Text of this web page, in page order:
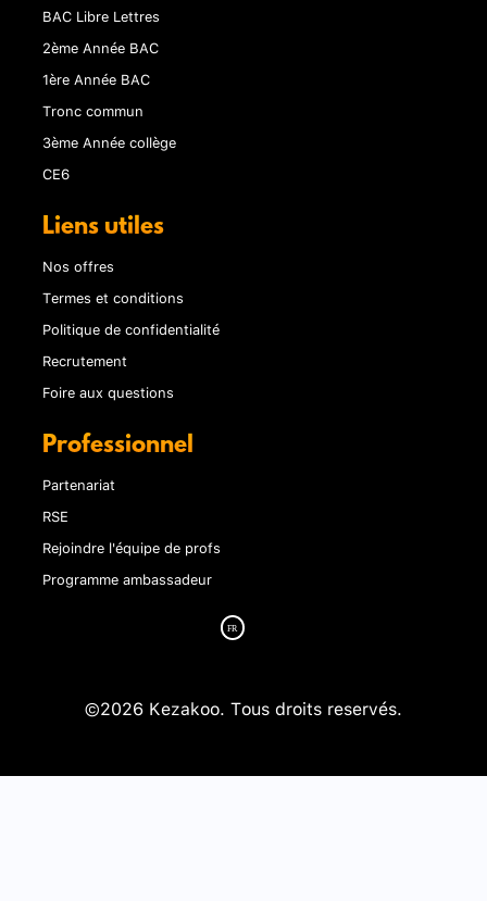
BAC Libre Lettres
2ème Année BAC
1ère Année BAC
Tronc commun
3ème Année collège
CE6
Liens utiles
Nos offres
Termes et conditions
Politique de confidentialité
Recrutement
Foire aux questions
Professionnel
Partenariat
RSE
Rejoindre l'équipe de profs
Programme ambassadeur
©2026 Kezakoo. Tous droits reservés.